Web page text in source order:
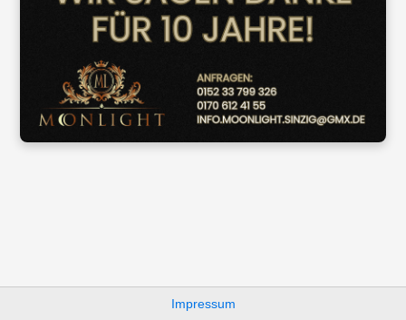
Impressum